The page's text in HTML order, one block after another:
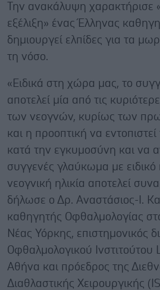
Την ανακάλυψη χαρακτήρισε
εξέλιξη» ένας Έλληνας
δημιουργεί ελπίδες για τα
τη νόσο.
«Ειδικά στη χώρα μας, το
αποτελεί μία από τις
των νεογνών, κυρίως των
και η προοπτική να εντοπιστεί
κατά την εγκυμοσύνη και να
συγγενές γλαύκωμα με ειδικό
νεογνική ηλικία αποτελεί
δήλωσε ο Δρ. Αναστάσιος-Ι.
καθηγητής Οφθαλμολογίας
Νέας Υόρκης, επιστημονικός
Οφθαλμολογικού
Αθήνα και πρόεδρος της
Διαθλαστικής Χειρουργικής